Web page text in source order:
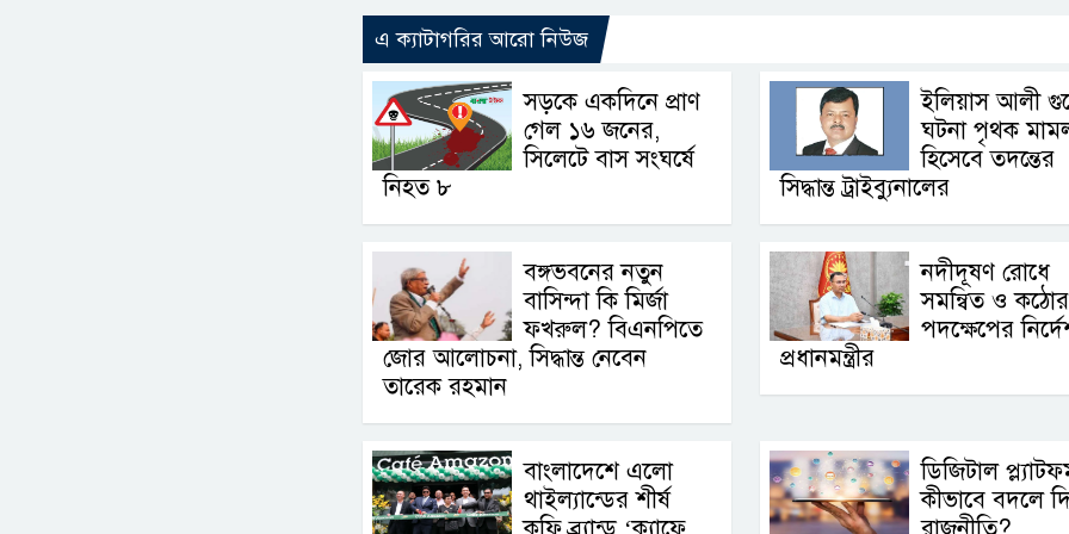
এ ক্যাটাগরির আরো নিউজ
সড়কে একদিনে প্রাণ
গেল ১৬ জনের,
সিলেটে বাস সংঘর্ষে
নিহত ৮
ইলিয়াস আলী
ঘটনা পৃথক
হিসেবে তদন্তের
সিদ্ধান্ত ট্রাইব্যুনালের
বঙ্গভবনের নতুন
বাসিন্দা কি মির্জা
ফখরুল? বিএনপিতে
জোর আলোচনা, সিদ্ধান্ত নেবেন
তারেক রহমান
নদীদূষণ রোধে
সমন্বিত ও কঠোর
পদক্ষেপের
প্রধানমন্ত্রীর
বাংলাদেশে এলো
থাইল্যান্ডের শীর্ষ
ডিজিটাল
কীভাবে বদলে